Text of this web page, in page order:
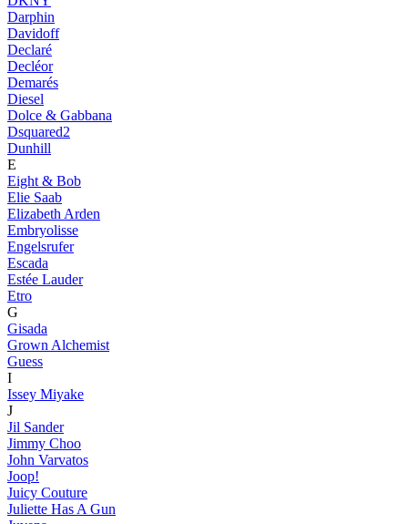
Darphin
Davidoff
Declaré
Decléor
Demarés
Diesel
Dolce & Gabbana
Dsquared2
Dunhill
E
Eight & Bob
Elie Saab
Elizabeth Arden
Embryolisse
Engelsrufer
Escada
Estée Lauder
Etro
G
Gisada
Grown Alchemist
Guess
I
Issey Miyake
J
Jil Sander
Jimmy Choo
John Varvatos
Joop!
Juicy Couture
Juliette Has A Gun